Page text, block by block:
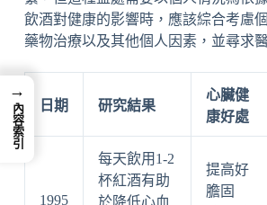
飲酒對健康的影響時，應該綜合考慮
藥物治療以及其他個人因素，並尋求
日期 研究結果
心臟健
康好處
1995
每天飲用1-2
杯紅酒有助
提高好
膽固
→
內容索引